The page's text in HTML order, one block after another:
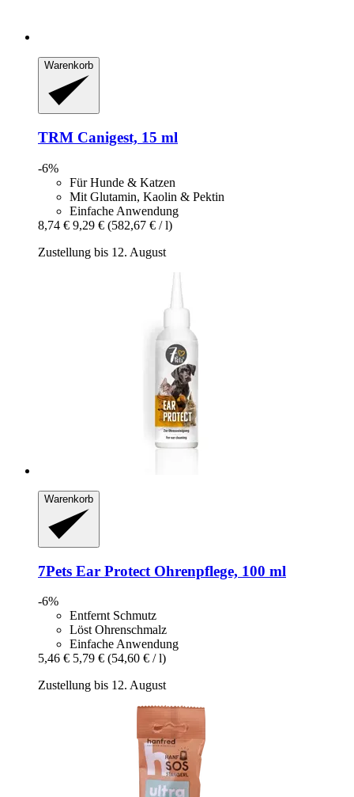
Warenkorb
TRM Canigest, 15 ml
-6%
Für Hunde & Katzen
Mit Glutamin, Kaolin & Pektin
Einfache Anwendung
8,74 € 9,29 € (582,67 € / l)
Zustellung bis 12. August
Warenkorb
7Pets Ear Protect Ohrenpflege, 100 ml
-6%
Entfernt Schmutz
Löst Ohrenschmalz
Einfache Anwendung
5,46 € 5,79 € (54,60 € / l)
Zustellung bis 12. August